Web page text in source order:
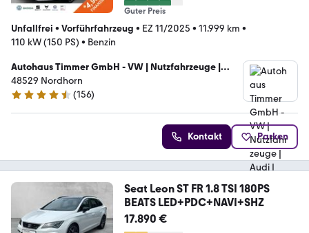
Guter Preis
Unfallfrei • Vorführfahrzeug • EZ 11/2025 • 11.999 km •
110 kW (150 PS) • Benzin
Autohaus Timmer GmbH - VW | Nutzfahrzeuge |
Audi | Skoda | Seat
48529 Nordhorn
4.7 Sterne
(156)
Kontakt Parken
Seat Leon ST FR 1.8 TSI 180PS
BEATS LED+PDC+NAVI+SHZ
17.890 €